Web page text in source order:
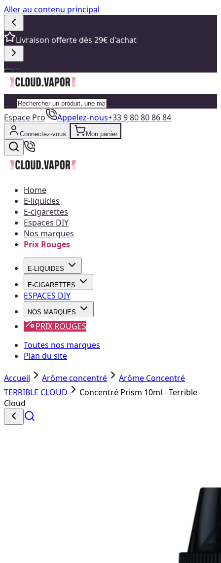
Aller au contenu principal
Livraison offerte dès 29€ d'achat
Espace Pro Appelez-nous+33 9 80 80 86 84
Connectez-vous Mon panier
Home
E-liquides
E-cigarettes
Espaces DIY
Nos marques
Prix Rouges
E-LIQUIDES
E-CIGARETTES
ESPACES DIY
NOS MARQUES
PRIX ROUGES
Toutes nos marques
Plan du site
Accueil Arôme concentré
Arôme Concentré
TERRIBLE CLOUD
Concentré Prism 10ml - Terrible
Cloud